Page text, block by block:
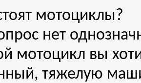
мотоциклы?
нет
мотоцикл вы
тяжелую